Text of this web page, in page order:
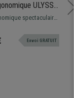
ULYSSE
Ajustable,
en
spectaculaire
Design étudié
utilisation jusqu'à 8h
Envoi GRATUIT